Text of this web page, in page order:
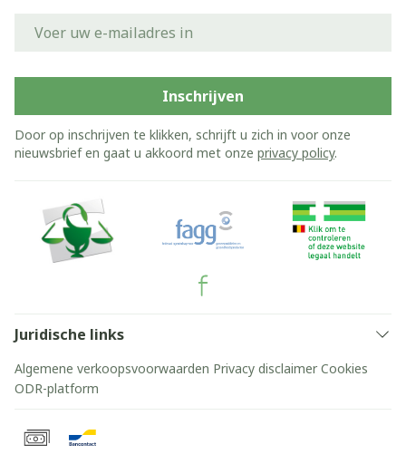
Inschrijven
Door op inschrijven te klikken, schrijft u zich in voor onze
nieuwsbrief en gaat u akkoord met onze privacy policy.
Juridische links
Algemene verkoopsvoorwaarden Privacy disclaimer Cookies
ODR-platform